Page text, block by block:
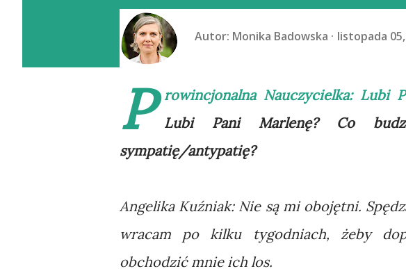
Autor: Monika Badowska listopada
P
rowincjonalna Nauczycielka: Lubi
Lubi Pani Marlenę? Co
sympatię/antypatię?
Angelika Kuźniak: Nie są mi obojętni.
wracam po kilku tygodniach, żeby
obchodzić mnie ich los.